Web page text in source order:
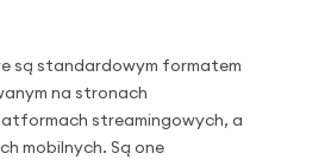
są standardowym formatem
na stronach
streamingowych, a
mobilnych. Są one